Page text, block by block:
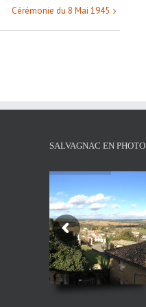
Cérémonie du 8 Mai 1945
SALVAGNAC EN PHOTO